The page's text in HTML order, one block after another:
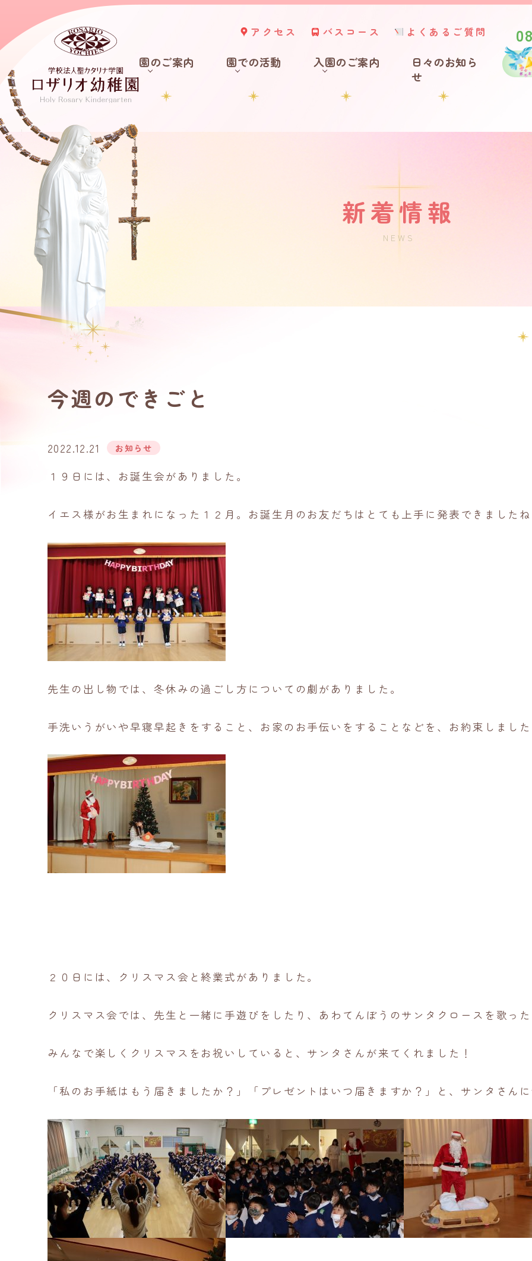
アクセス バスコース よくあるご質問
園のご案内 園での活動 入園のご案内
日々のお知ら
せ
新着情報
NEWS
今週のできごと
2022.12.21 お知らせ
１９日には、お誕生会がありました。
イエス様がお生まれになった１２月。お誕生月のお友だちはとても上手に発表できました
先生の出し物では、冬休みの過ごし方についての劇がありました。
手洗いうがいや早寝早起きをすること、お家のお手伝いをすることなどを、お約束しまし
２０日には、クリスマス会と終業式がありました。
クリスマス会では、先生と一緒に手遊びをしたり、あわてんぼうのサンタクロースを歌っ
みんなで楽しくクリスマスをお祝いしていると、サンタさんが来てくれました！
「私のお手紙はもう届きましたか？」「プレゼントはいつ届きますか？」と、サンタさん